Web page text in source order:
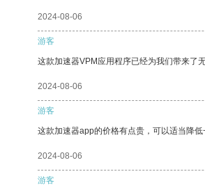
2024-08-06
游客
这款加速器VPM应用程序已经为我们带来了
2024-08-06
游客
这款加速器app的价格有点贵，可以适当降低
2024-08-06
游客